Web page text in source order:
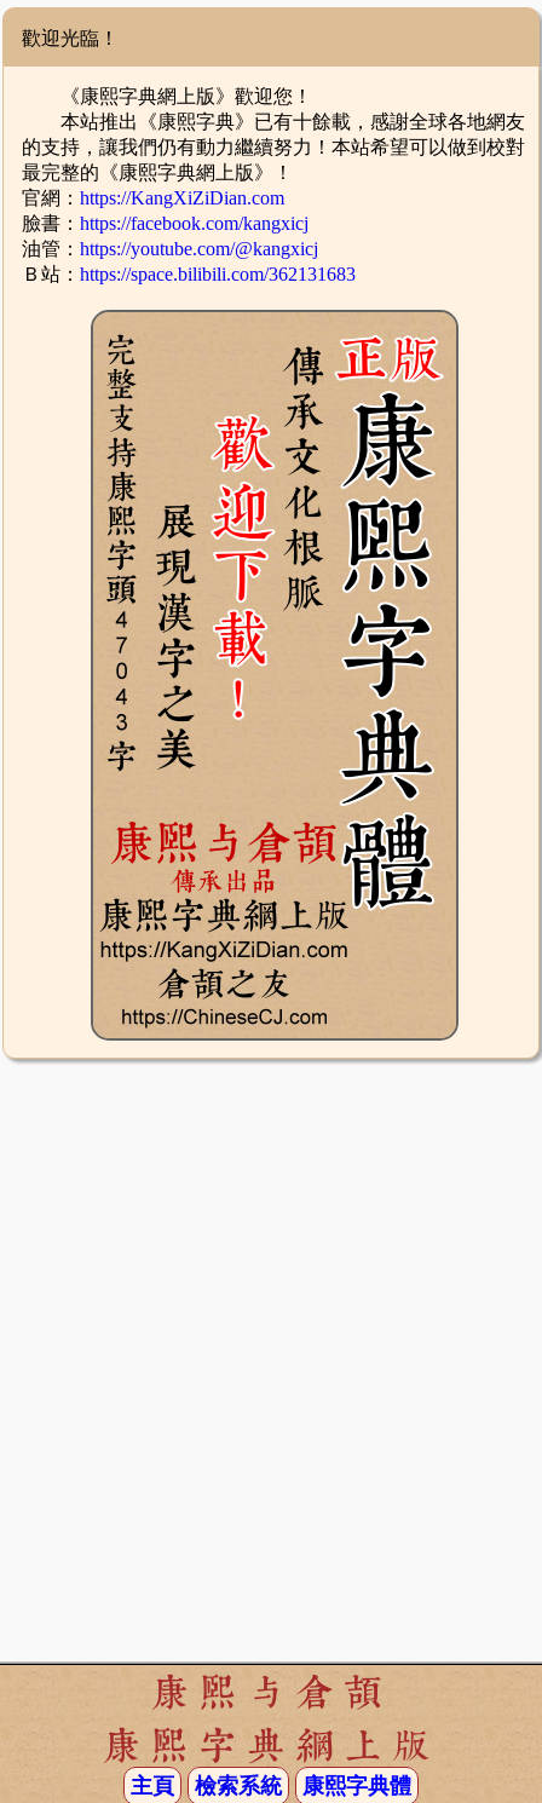
歡迎光臨！
《康熙字典網上版》歡迎您！
本站推出《康熙字典》已有十餘載，感謝全球各地網友
的支持，讓我們仍有動力繼續努力！本站希望可以做到校對
最完整的《康熙字典網上版》！
官網：https://KangXiZiDian.com
臉書：https://facebook.com/kangxicj
油管：https://youtube.com/@kangxicj
Ｂ站：https://space.bilibili.com/362131683
康熙与倉頡
康熙字典網上版
主頁 檢索系統 康熙字典體